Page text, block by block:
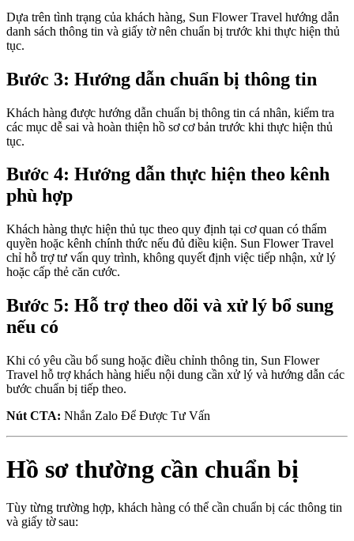
Dựa trên tình trạng của khách hàng, Sun Flower Travel hướng dẫn
danh sách thông tin và giấy tờ nên chuẩn bị trước khi thực hiện thủ
tục.
Bước 3: Hướng dẫn chuẩn bị thông tin
Khách hàng được hướng dẫn chuẩn bị thông tin cá nhân, kiểm tra
các mục dễ sai và hoàn thiện hồ sơ cơ bản trước khi thực hiện thủ
tục.
Bước 4: Hướng dẫn thực hiện theo kênh
phù hợp
Khách hàng thực hiện thủ tục theo quy định tại cơ quan có thẩm
quyền hoặc kênh chính thức nếu đủ điều kiện. Sun Flower Travel
chỉ hỗ trợ tư vấn quy trình, không quyết định việc tiếp nhận, xử lý
hoặc cấp thẻ căn cước.
Bước 5: Hỗ trợ theo dõi và xử lý bổ sung
nếu có
Khi có yêu cầu bổ sung hoặc điều chỉnh thông tin, Sun Flower
Travel hỗ trợ khách hàng hiểu nội dung cần xử lý và hướng dẫn các
bước chuẩn bị tiếp theo.
Nút CTA: Nhắn Zalo Để Được Tư Vấn
Hồ sơ thường cần chuẩn bị
Tùy từng trường hợp, khách hàng có thể cần chuẩn bị các thông tin
và giấy tờ sau: